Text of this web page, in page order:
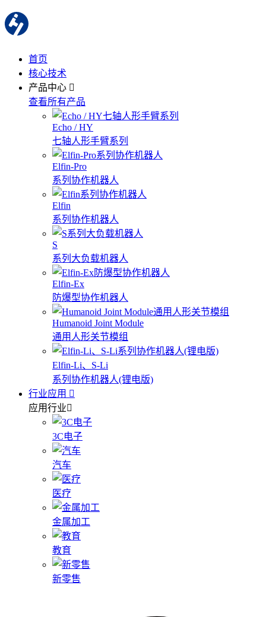
首页
核心技术
产品中心
查看所有产品
Echo / HY
七轴人形手臂系列
Elfin-Pro
系列协作机器人
Elfin
系列协作机器人
S
系列大负载机器人
Elfin-Ex
防爆型协作机器人
Humanoid Joint Module
通用人形关节模组
Elfin-Li、S-Li
系列协作机器人(锂电版)
行业应用
应用行业
3C电子
汽车
医疗
金属加工
教育
新零售